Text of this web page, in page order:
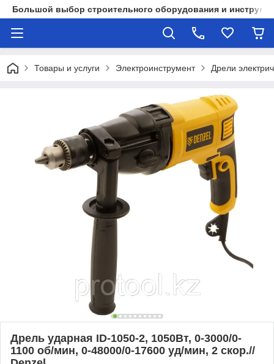
Большой выбор строительного оборудования и
Товары и услуги Электроинструмент Дрели
Дрель ударная ID-1050-2, 1050Вт, 0-3000/0-
1100 об/мин, 0-48000/0-17600 уд/мин, 2 скор.//